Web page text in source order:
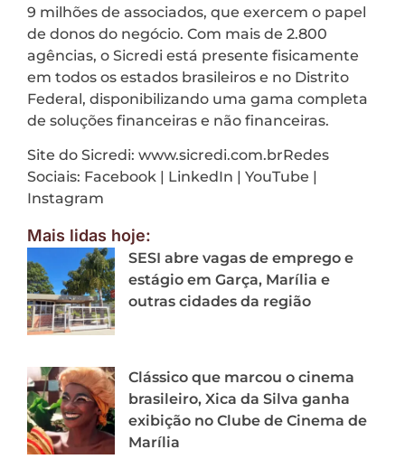
9 milhões de associados, que exercem o papel
de donos do negócio. Com mais de 2.800
agências, o Sicredi está presente fisicamente
em todos os estados brasileiros e no Distrito
Federal, disponibilizando uma gama completa
de soluções financeiras e não financeiras.
Site do Sicredi: www.sicredi.com.brRedes
Sociais: Facebook | LinkedIn | YouTube |
Instagram
Mais lidas hoje:
SESI abre vagas de emprego e
estágio em Garça, Marília e
outras cidades da região
Clássico que marcou o cinema
brasileiro, Xica da Silva ganha
exibição no Clube de Cinema de
Marília